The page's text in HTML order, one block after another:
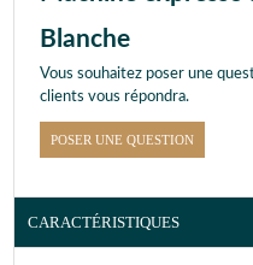
Blanche
Vous souhaitez poser une
clients vous répondra.
POSER UNE QUESTION
CARACTÉRISTIQUES